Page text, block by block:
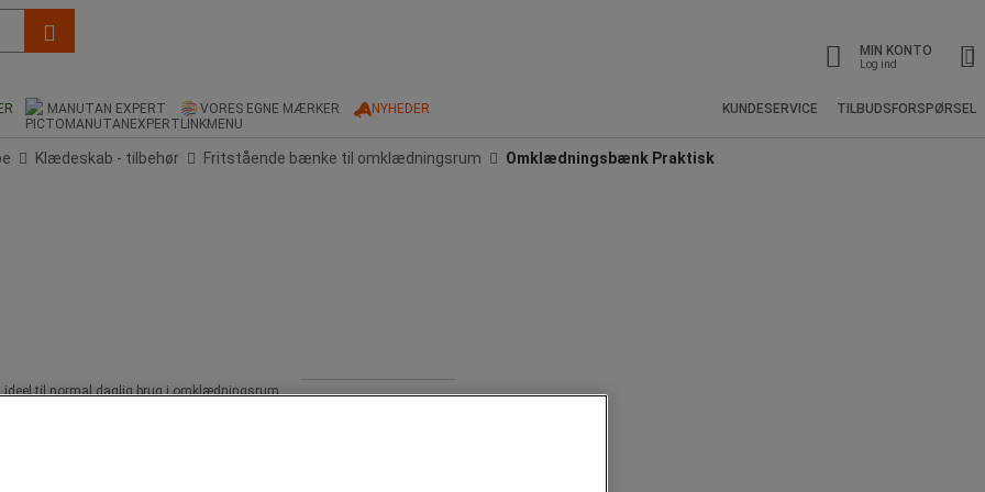
MIN KONTO
Log ind
MANUTAN EXPERT VORES EGNE MÆRKER NYHEDER KUNDESERVICE TILBUDSFORSPØRSEL
Klædeskab - tilbehør Fritstående bænke til omklædningsrum Omklædningsbænk Praktisk
til normal daglig brug i omklædningsrum.